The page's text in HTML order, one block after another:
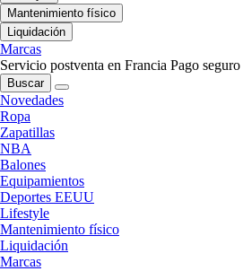
Mantenimiento físico
Liquidación
Marcas
Servicio postventa en Francia Pago seguro
Buscar
Novedades
Ropa
Zapatillas
NBA
Balones
Equipamientos
Deportes EEUU
Lifestyle
Mantenimiento físico
Liquidación
Marcas